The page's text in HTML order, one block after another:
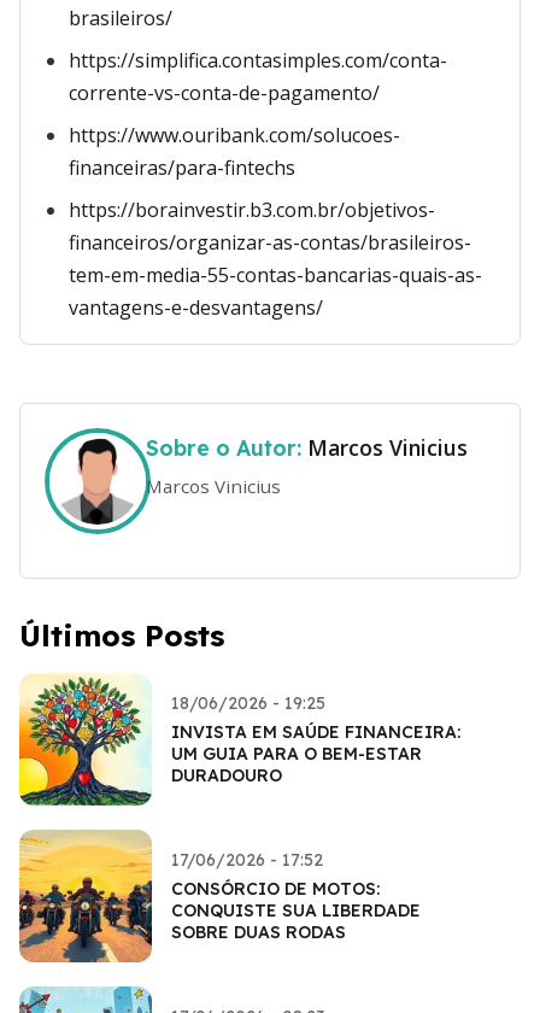
brasileiros/
https://simplifica.contasimples.com/conta-
corrente-vs-conta-de-pagamento/
https://www.ouribank.com/solucoes-
financeiras/para-fintechs
https://borainvestir.b3.com.br/objetivos-
financeiros/organizar-as-contas/brasileiros-
tem-em-media-55-contas-bancarias-quais-as-
vantagens-e-desvantagens/
Sobre o Autor: Marcos Vinicius
Marcos Vinicius
Últimos Posts
18/06/2026 - 19:25
INVISTA EM SAÚDE FINANCEIRA:
UM GUIA PARA O BEM-ESTAR
DURADOURO
17/06/2026 - 17:52
CONSÓRCIO DE MOTOS:
CONQUISTE SUA LIBERDADE
SOBRE DUAS RODAS